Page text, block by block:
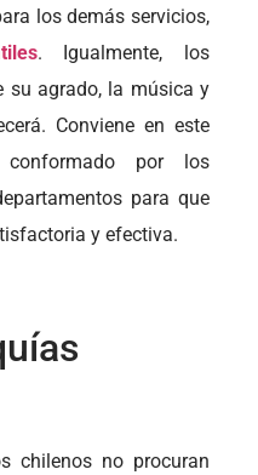
los demás servicios,
. Igualmente, los
su agrado, la música y
Conviene en este
por los
para que
y efectiva.
chilenos no procuran